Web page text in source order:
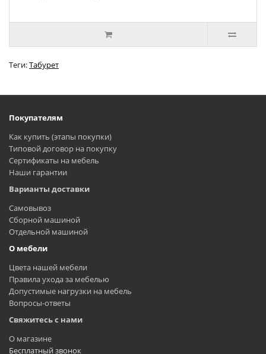
Теги:Табурет
Покупателям
Как купить (этапы покупки)
Типовой договор на покупку
Сертификаты на мебель
Наши гарантии
Варианты доставки
Самовывоз
Сборной машиной
Отдельной машиной
О мебели
Цвета нашей мебели
Правила ухода за мебелью
Допустимые нагрузки на мебель
Вопросы-ответы
Свяжитесь с нами
О магазине
Бесплатный звонок